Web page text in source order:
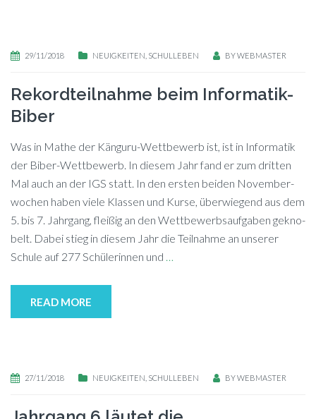
29/11/2018 NEUIGKEITEN SCHULLEBEN BYWEBMASTER
Rekordteilnahme beim Informatik-
Biber
Was in Ma­the der Kän­gu­ru-Wett­be­werb ist, ist in In­for­ma­tik
der Bi­ber-Wett­be­werb. In die­sem Jahr fand er zum drit­ten
Mal auch an der IGS statt. In den ers­ten bei­den No­vem­ber­
wo­chen ha­ben vie­le Klas­sen und Kur­se, über­wie­gend aus dem
5. bis 7. Jahr­gang, flei­ßig an den Wett­be­werbs­auf­ga­ben ge­kno­
belt. Da­bei stieg in die­sem Jahr die Teil­nah­me an un­se­rer
Schu­le auf 277 Schü­le­rin­nen und
READ MORE
27/11/2018 NEUIGKEITEN SCHULLEBEN BYWEBMASTER